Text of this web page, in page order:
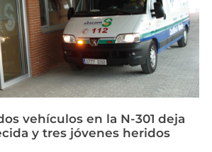
vehículos en la N-301 deja
y tres jóvenes heridos